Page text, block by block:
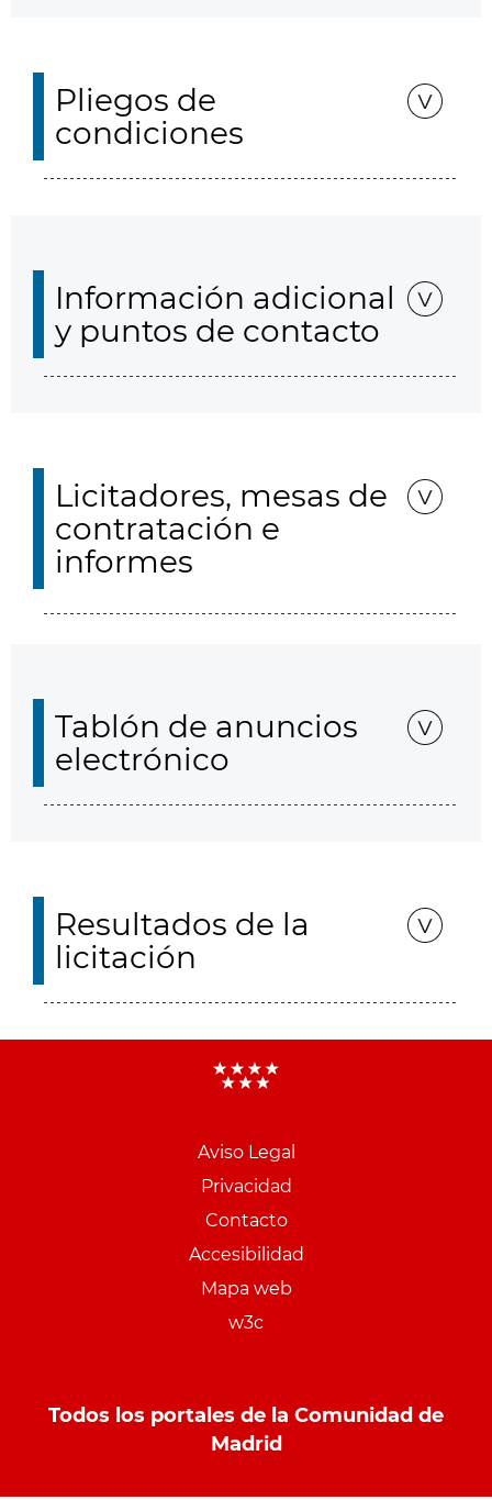
Pliegos de
condiciones
Información adicional
y puntos de contacto
Licitadores, mesas de
contratación e
informes
Tablón de anuncios
electrónico
Resultados de la
licitación
Aviso Legal
Privacidad
Contacto
Accesibilidad
Mapa web
w3c
Todos los portales de la Comunidad de
Madrid